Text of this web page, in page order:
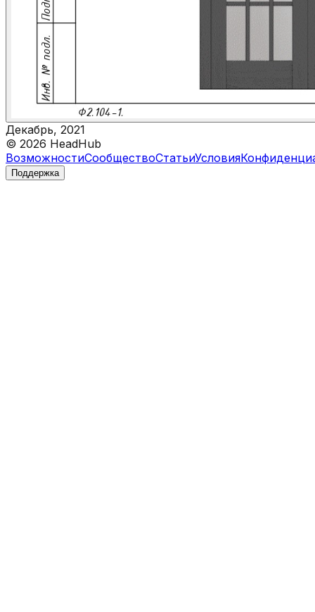
Декабрь, 2021
© 2026 HeadHub
ВозможностиСообществоСтатьиУсловия
Поддержка